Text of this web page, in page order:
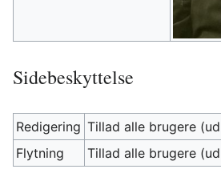
Sidebeskyttelse
Redigering Tillad alle brugere
Flytning
Tillad alle brugere